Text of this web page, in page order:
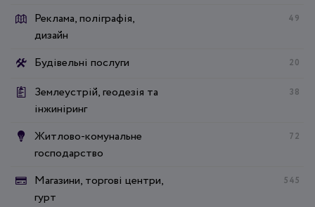
Реклама, поліграфія,
дизайн
49
Будівельні послуги 20
Землеустрій, геодезія та
інжиніринг
38
Житлово-комунальне
господарство
72
Магазини, торгові центри,
гурт
545